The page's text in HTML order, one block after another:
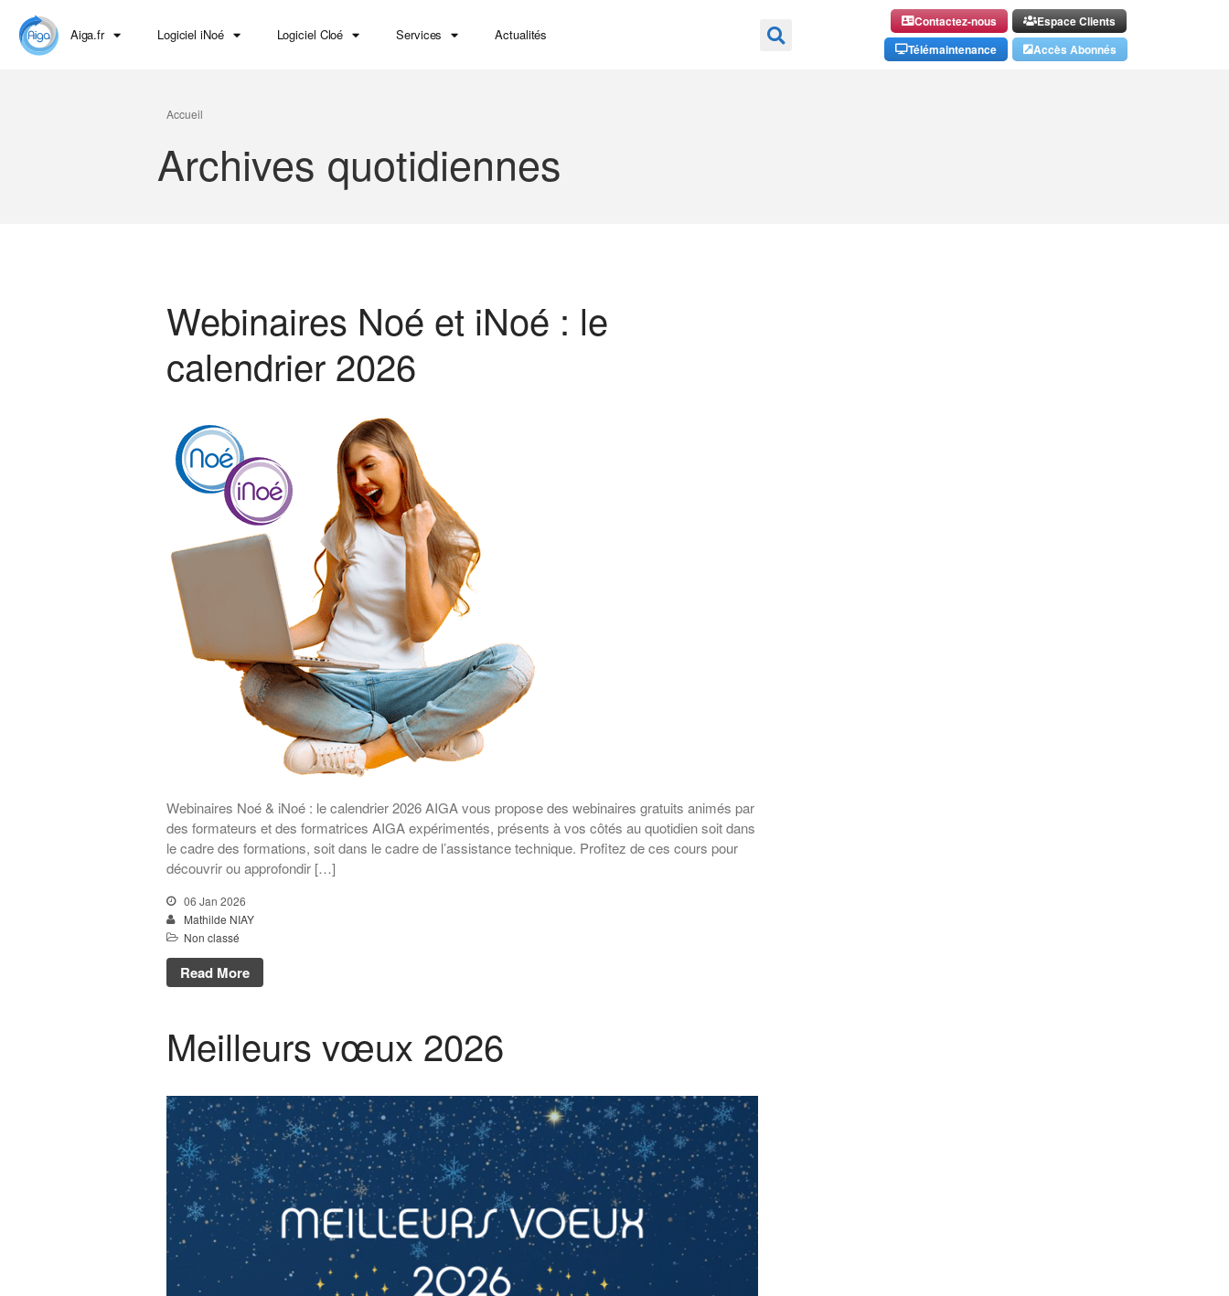
Aiga.fr Logiciel iNoé Logiciel Cloé Services Actualités
Contactez-nous
Télémaintenance
Espace Clients
Accès Abonnés
Accueil
Archives quotidiennes
Webinaires Noé et iNoé : le
calendrier 2026
Webinaires Noé & iNoé : le calendrier 2026 AIGA vous propose des webinaires gratuits animés par
des formateurs et des formatrices AIGA expérimentés, présents à vos côtés au quotidien soit dans
le cadre des formations, soit dans le cadre de l’assistance technique. Profitez de ces cours pour
découvrir ou approfondir […]
06 Jan 2026
Mathilde NIAY
Non classé
Read More
Meilleurs vœux 2026​